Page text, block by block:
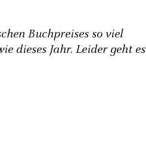
Buchpreises so viel
dieses Jahr. Leider geht es